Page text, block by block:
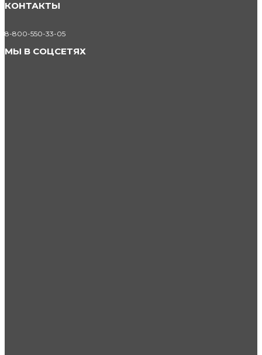
КОНТАКТЫ
8-800-550-33-05
МЫ В СОЦСЕТЯХ